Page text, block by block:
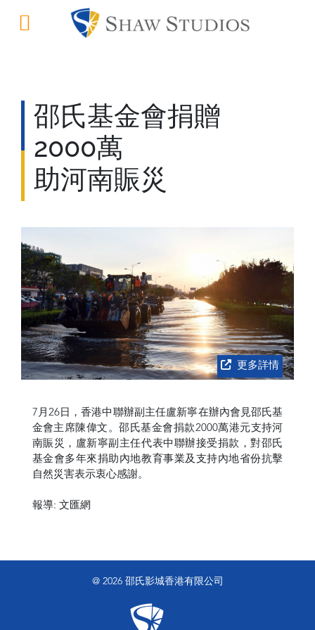
邵氏基金會捐贈
2000萬
助河南賑災
更多詳情
7月26日，香港中聯辦副主任盧新寧在辦內會見邵氏基
金會主席陳偉文。邵氏基金會捐款2000萬港元支持河
南賑災，盧新寧副主任代表中聯辦接受捐款，對邵氏
基金會多年來捐助內地教育事業及支持內地省份抗擊
自然災害表示衷心感謝。
報導: 文匯網
@ 2026 邵氏影城香港有限公司